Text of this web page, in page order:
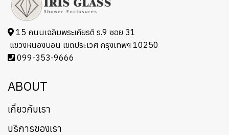
15 ถนนเฉลิมพระเกียรติ ร.9 ซอย 31
แขวงหนองบอน เขตประเวศ กรุงเทพฯ 10250
099-353-9666
ABOUT
เกี่ยวกับเรา
บริการของเรา